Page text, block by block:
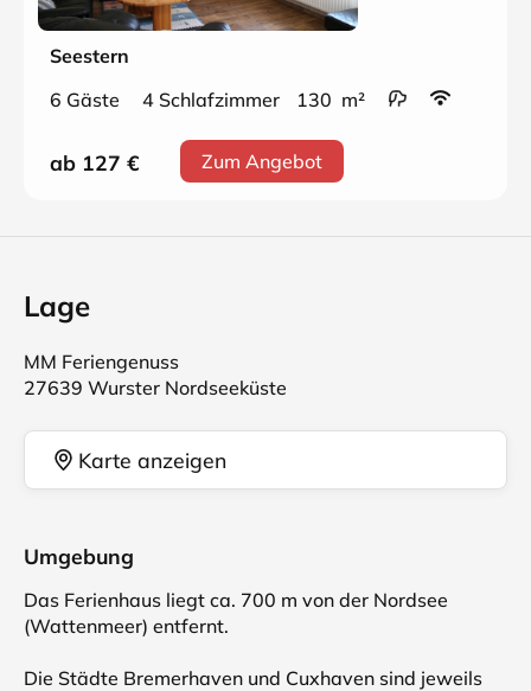
Seestern
6 Gäste
4 Schlafzimmer 130 m²
ab 127 € Zum Angebot
Lage
MM Feriengenuss
27639 Wurster Nordseeküste
Karte anzeigen
Umgebung
Das Ferienhaus liegt ca. 700 m von der Nordsee
(Wattenmeer) entfernt.
Die Städte Bremerhaven und Cuxhaven sind jeweils